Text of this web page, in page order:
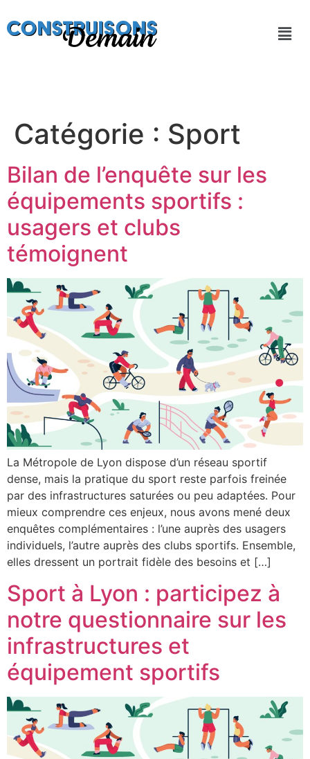
Catégorie : Sport
Bilan de l’enquête sur les
équipements sportifs :
usagers et clubs
témoignent
La Métropole de Lyon dispose d’un réseau sportif
dense, mais la pratique du sport reste parfois freinée
par des infrastructures saturées ou peu adaptées. Pour
mieux comprendre ces enjeux, nous avons mené deux
enquêtes complémentaires : l’une auprès des usagers
individuels, l’autre auprès des clubs sportifs. Ensemble,
elles dressent un portrait fidèle des besoins et […]
Sport à Lyon : participez à
notre questionnaire sur les
infrastructures et
équipement sportifs